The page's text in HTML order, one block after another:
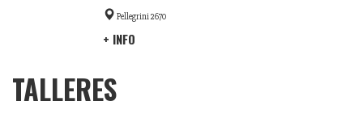
Pellegrini 2670
+ INFO
TALLERES